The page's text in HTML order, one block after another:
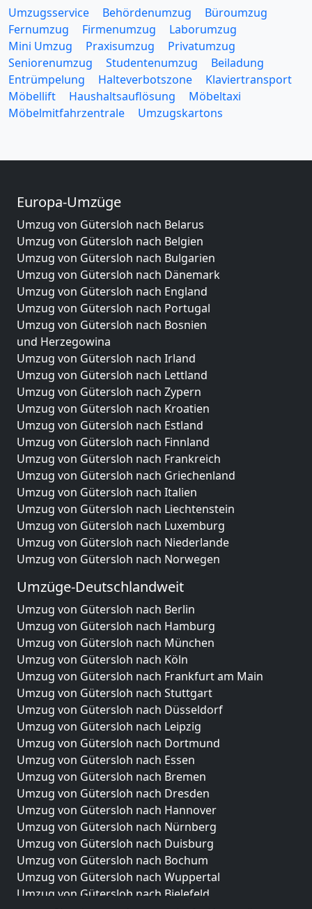
Umzugsservice Behördenumzug
Büroumzug
Fernumzug
Firmenumzug
Laborumzug
Mini Umzug
Praxisumzug
Privatumzug
Seniorenumzug
Studentenumzug
Beiladung
Entrümpelung
Halteverbotszone
Klaviertransport
Möbellift
Haushaltsauflösung
Möbeltaxi
Möbelmitfahrzentrale
Umzugskartons
Europa-Umzüge
Umzug von Gütersloh nach Belarus
Umzug von Gütersloh nach Belgien
Umzug von Gütersloh nach Bulgarien
Umzug von Gütersloh nach Dänemark
Umzug von Gütersloh nach England
Umzug von Gütersloh nach Portugal
Umzug von Gütersloh nach Bosnien
und Herzegowina
Umzug von Gütersloh nach Irland
Umzug von Gütersloh nach Lettland
Umzug von Gütersloh nach Zypern
Umzug von Gütersloh nach Kroatien
Umzug von Gütersloh nach Estland
Umzug von Gütersloh nach Finnland
Umzug von Gütersloh nach Frankreich
Umzug von Gütersloh nach Griechenland
Umzug von Gütersloh nach Italien
Umzug von Gütersloh nach Liechtenstein
Umzug von Gütersloh nach Luxemburg
Umzug von Gütersloh nach Niederlande
Umzug von Gütersloh nach Norwegen
Umzüge-Deutschlandweit
Umzug von Gütersloh nach Berlin
Umzug von Gütersloh nach Hamburg
Umzug von Gütersloh nach München
Umzug von Gütersloh nach Köln
Umzug von Gütersloh nach Frankfurt am Main
Umzug von Gütersloh nach Stuttgart
Umzug von Gütersloh nach Düsseldorf
Umzug von Gütersloh nach Leipzig
Umzug von Gütersloh nach Dortmund
Umzug von Gütersloh nach Essen
Umzug von Gütersloh nach Bremen
Umzug von Gütersloh nach Dresden
Umzug von Gütersloh nach Hannover
Umzug von Gütersloh nach Nürnberg
Umzug von Gütersloh nach Duisburg
Umzug von Gütersloh nach Bochum
Umzug von Gütersloh nach Wuppertal
Umzug von Gütersloh nach Bielefeld